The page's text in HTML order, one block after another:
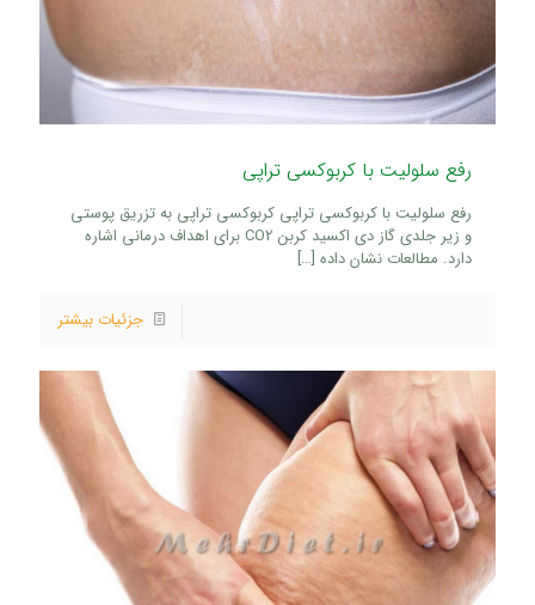
رفع سلولیت با کربوکسی تراپی
رفع سلولیت با کربوکسی تراپی کربوکسی تراپی به تزریق پوستی
و زیر جلدی گاز دی اکسید کربن CO2 برای اهداف درمانی اشاره
دارد. مطالعات نشان داده […]
جزئیات بیشتر